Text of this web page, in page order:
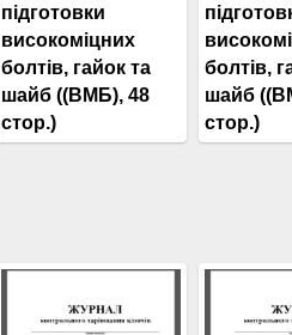
підготовки
високоміцних
болтів, гайок та
шайб ((ВМБ), 48
стор.)
болтів,
шайб
стор.)